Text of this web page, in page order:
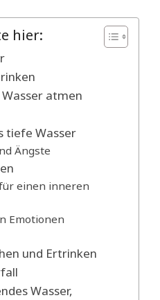
hier:
atmen
tiefe Wasser
Ängste
einen inneren
Emotionen
und Ertrinken
Wasser,